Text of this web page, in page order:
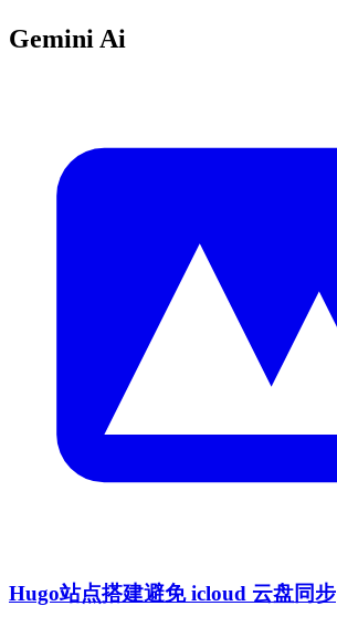
Gemini Ai
Hugo站点搭建避免 icloud 云盘同步